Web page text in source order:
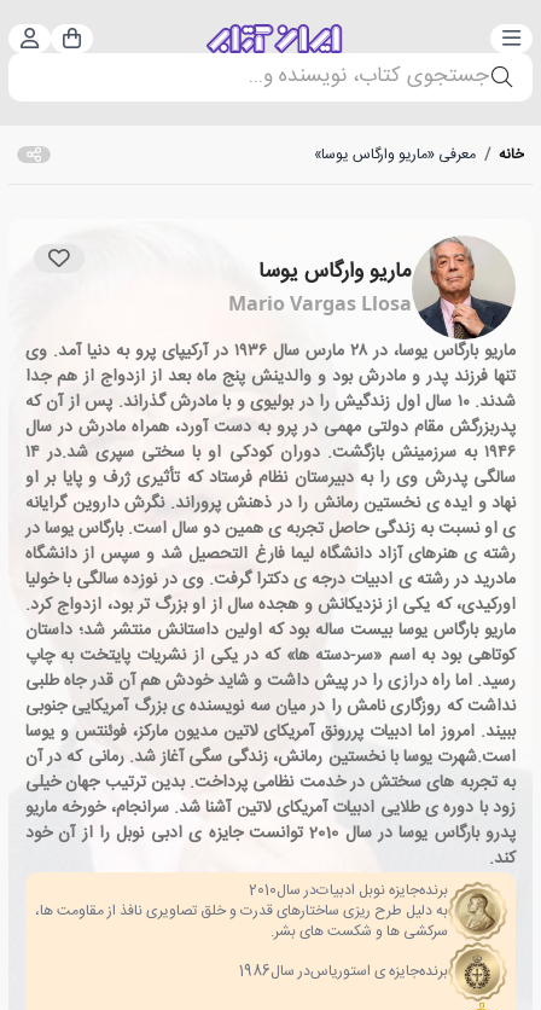
دسته‌بندی سبد
جستجوی کتاب، نویسنده و...
خانه / معرفی «ماریو وارگاس یوسا»
ماریو وارگاس یوسا
Mario Vargas Llosa
ماریو بارگاس یوسا، در ۲۸ مارس سال ۱۹۳۶ در آرکیپای پرو به دنیا آمد. وی
تنها فرزند پدر و مادرش بود و والدینش پنج ماه بعد از ازدواج از هم جدا
شدند. ۱۰ سال اول زندگیش را در بولیوی و با مادرش گذراند. پس از آن که
پدربزرگش مقام دولتی مهمی در پرو به دست آورد، همراه مادرش در سال
۱۹۴۶ به سرزمینش بازگشت. دوران کودکی او با سختی سپری شد.در ۱۴
سالگی پدرش وی را به دبیرستان نظام فرستاد که تأثیری ژرف و پایا بر او
نهاد و ایده ی نخستین رمانش را در ذهنش پروراند. نگرش داروین گرایانه
ی او نسبت به زندگی حاصل تجربه ی همین دو سال است. بارگاس یوسا در
رشته ی هنرهای آزاد دانشگاه لیما فارغ التحصیل شد و سپس از دانشگاه
مادرید در رشته ی ادبیات درجه ی دکترا گرفت. وی در نوزده سالگی با خولیا
اورکیدی، که یکی از نزدیکانش و هجده سال از او بزرگ تر بود، ازدواج کرد.
ماریو بارگاس یوسا بیست ساله بود که اولین داستانش منتشر شد؛ داستان
کوتاهی بود به اسم «سر-دسته ها» که در یکی از نشریات پایتخت به چاپ
رسید. اما راه درازی را در پیش داشت و شاید خودش هم آن قدر جاه طلبی
نداشت که روزگاری نامش را در میان سه نویسنده ی بزرگ آمریکایی جنوبی
ببیند. امروز اما ادبیات پررونق آمریکای لاتین مدیون مارکز، فوئنتس و یوسا
است.شهرت یوسا با نخستین رمانش، زندگی سگی آغاز شد. رمانی که در آن
به تجربه های سختش در خدمت نظامی پرداخت. بدین ترتیب جهان خیلی
زود با دوره ی طلایی ادبیات آمریکای لاتین آشنا شد. سرانجام، خورخه ماریو
پدرو بارگاس یوسا در سال 2010 توانست جایزه ی ادبی نوبل را از آن خود
کند.
برندهجایزه نوبل ادبیاتدر سال2010
به دلیل طرح ریزی ساختارهای قدرت و خلق تصاویری نافذ از مقاومت ها،
سرکشی ها و شکست های بشر.
برندهجایزه ی استوریاسدر سال1986